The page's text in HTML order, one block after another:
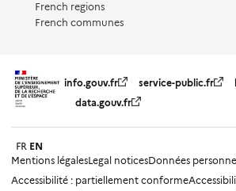
French regions
French communes
info.gouv.fr service-public.fr
data.gouv.fr
FR EN
Mentions légalesLegal noticesDonnées
Accessibilité : partiellement conforme